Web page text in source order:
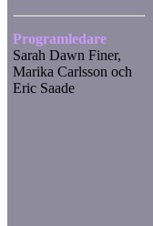
Programledare
Sarah Dawn Finer,
Marika Carlsson och
Eric Saade